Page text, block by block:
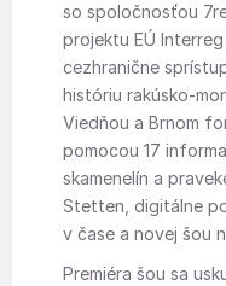
so spoločnosťou
projektu EÚ
cezhranične
históriu rakúsko-
Viedňou a Brnom
pomocou 17
skamenelín a
Stetten, digitálne
v čase a novej šou
Premiéra šou sa